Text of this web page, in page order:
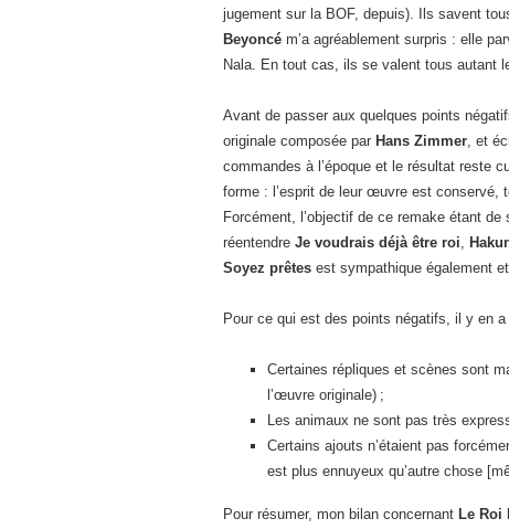
jugement sur la BOF, depuis). Ils savent
Beyoncé m’a agréablement surpris : elle
Nala. En tout cas, ils se valent tous autant
Avant de passer aux quelques points
originale composée par Hans Zimmer , et
commandes à l’époque et le résultat reste
forme : l’esprit de leur œuvre est conservé,
Forcément, l’objectif de ce remake étant
réentendre Je voudrais déjà être roi
Soyez prêtes est sympathique également
Pour ce qui est des points négatifs, il y en
Certaines répliques et scènes sont
l’œuvre originale) ;
Les animaux ne sont pas très
Certains ajouts n’étaient pas
est plus ennuyeux qu’autre chose
Pour résumer, mon bilan concernant Le Roi